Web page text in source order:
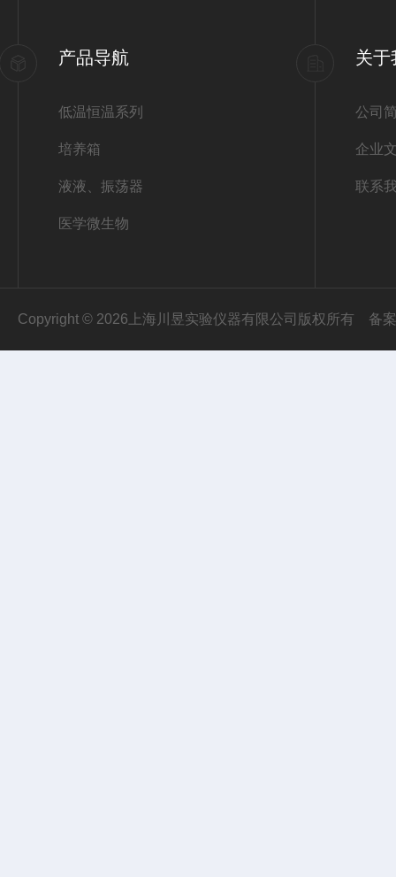
产品导航
低温恒温系列
培养箱
液液、振荡器
医学微生物
关于
公司
企业
联系
Copyright © 2026上海川昱实验仪器有限公司版权所有 备